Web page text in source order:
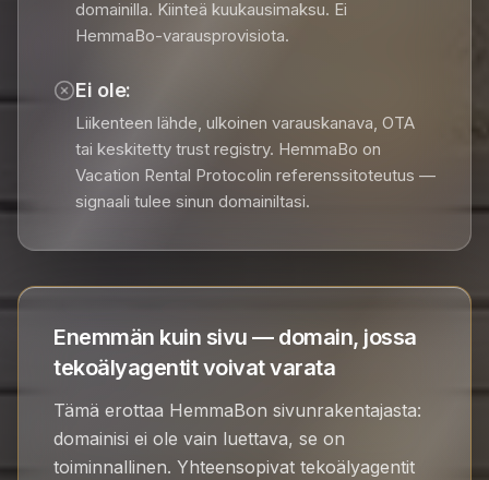
domainilla. Kiinteä kuukausimaksu. Ei
HemmaBo-varausprovisiota.
Ei ole:
Liikenteen lähde, ulkoinen varauskanava, OTA
tai keskitetty trust registry. HemmaBo on
Vacation Rental Protocolin referenssitoteutus —
signaali tulee sinun domainiltasi.
Enemmän kuin sivu — domain, jossa
tekoälyagentit voivat varata
Tämä erottaa HemmaBon sivunrakentajasta:
domainisi ei ole vain luettava, se on
toiminnallinen. Yhteensopivat tekoälyagentit